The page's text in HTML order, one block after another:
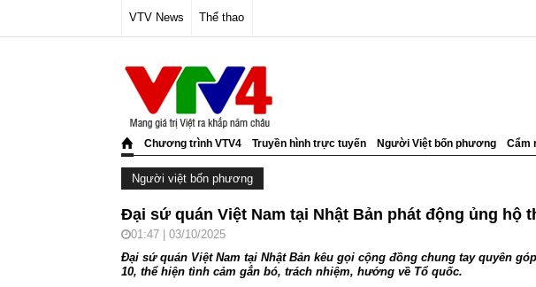
VTV News Thể thao
Chương trình VTV4 Truyền hình trực tuyến Người Việt bốn phương Cẩm
Người việt bốn phương
Đại sứ quán Việt Nam tại Nhật Bản phát động ủng hộ
01:47 | 03/10/2025
Đại sứ quán Việt Nam tại Nhật Bản kêu gọi cộng đồng chung tay quyên
10, thể hiện tình cảm gắn bó, trách nhiệm, hướng về Tổ quốc.